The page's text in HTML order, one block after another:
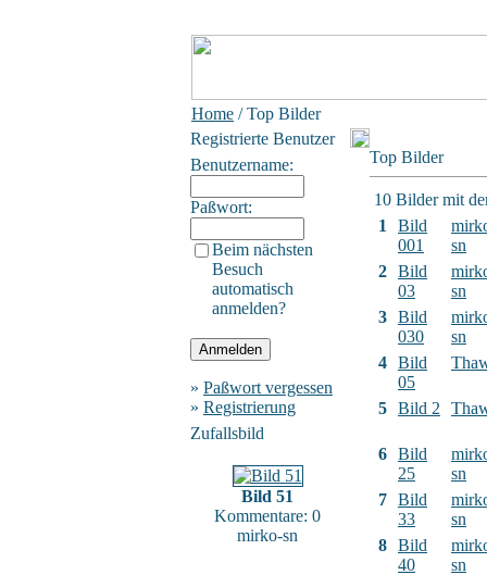
Home / Top Bilder
Registrierte Benutzer
Benutzername:
Paßwort:
Beim nächsten
Besuch
automatisch
anmelden?
» Paßwort vergessen
» Registrierung
Zufallsbild
Bild 51
Kommentare: 0
mirko-sn
Top Bilder
10 Bilder mit
1
Bild
001
sn
2 Bild
03
sn
3 Bild
030
sn
4 Bild
05
5 Bild 2
6 Bild
25
sn
7 Bild
33
sn
8 Bild
40
sn